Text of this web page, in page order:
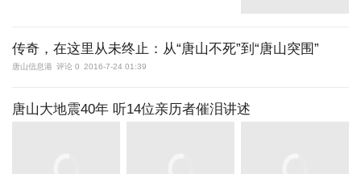
传奇，在这里从未终止：从“唐山不死”到“唐山突围”
唐山信息港 评论 0 2016-7-24 01:39
唐山大地震40年 听14位亲历者催泪讲述